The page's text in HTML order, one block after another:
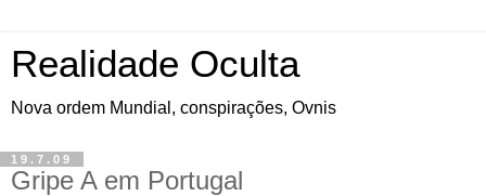
Realidade Oculta
Nova ordem Mundial, conspirações, Ovnis
19.7.09
Gripe A em Portugal